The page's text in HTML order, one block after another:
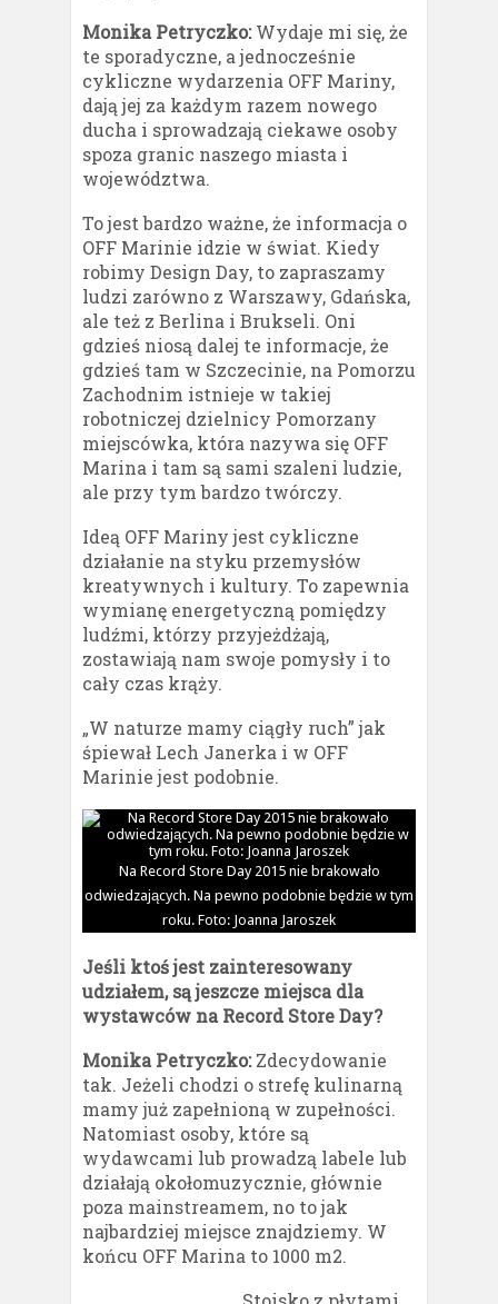
Monika Petryczko:Wydaje mi się, że
te sporadyczne, a jednocześnie
cykliczne wydarzenia OFF Mariny,
dają jej za każdym razem nowego
ducha i sprowadzają ciekawe osoby
spoza granic naszego miasta i
województwa.
To jest bardzo ważne, że informacja o
OFF Marinie idzie w świat. Kiedy
robimy Design Day, to zapraszamy
ludzi zarówno z Warszawy, Gdańska,
ale też z Berlina i Brukseli. Oni
gdzieś niosą dalej te informacje, że
gdzieś tam w Szczecinie, na Pomorzu
Zachodnim istnieje w takiej
robotniczej dzielnicy Pomorzany
miejscówka, która nazywa się OFF
Marina i tam są sami szaleni ludzie,
ale przy tym bardzo twórczy.
Ideą OFF Mariny jest cykliczne
działanie na styku przemysłów
kreatywnych i kultury. To zapewnia
wymianę energetyczną pomiędzy
ludźmi, którzy przyjeżdżają,
zostawiają nam swoje pomysły i to
cały czas krąży.
„W naturze mamy ciągły ruch” jak
śpiewał Lech Janerka i w OFF
Marinie jest podobnie.
Na Record Store Day 2015 nie brakowało
odwiedzających. Na pewno podobnie będzie w tym
roku. Foto: Joanna Jaroszek
Jeśli ktoś jest zainteresowany
udziałem, są jeszcze miejsca dla
wystawców na Record Store Day?
Monika Petryczko:Zdecydowanie
tak. Jeżeli chodzi o strefę kulinarną
mamy już zapełnioną w zupełności.
Natomiast osoby, które są
wydawcami lub prowadzą labele lub
działają okołomuzycznie, głównie
poza mainstreamem, no to jak
najbardziej miejsce znajdziemy. W
końcu OFF Marina to 1000 m2.